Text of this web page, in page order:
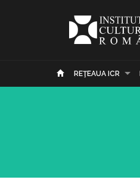
REŢEAUA ICR